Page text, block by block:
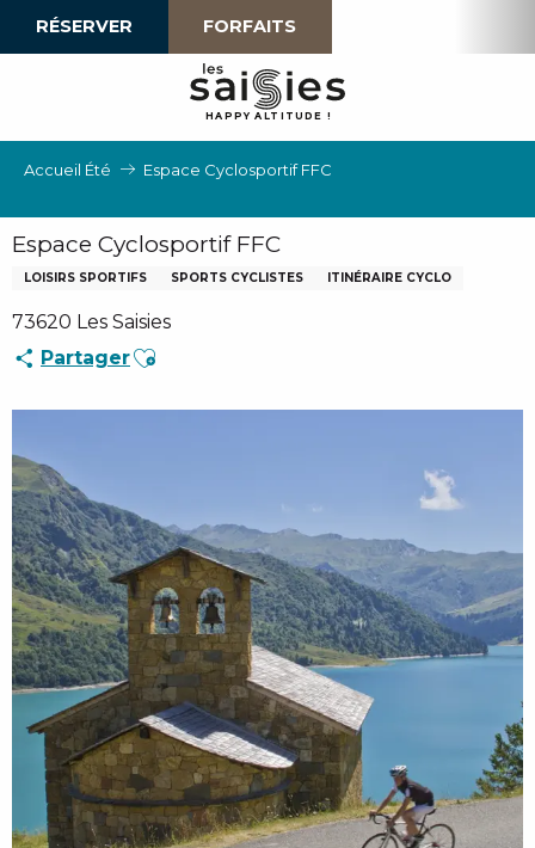
RÉSERVER FORFAITS
HAPPY ALTI TU D E !
Accueil Été Espace Cyclosportif FFC
Espace Cyclosportif FFC
LOISIRS SPORTIFS SPORTS CYCLISTES ITINÉRAIRE CYCLO
73620 Les Saisies
PartagerAjouter aux favoris